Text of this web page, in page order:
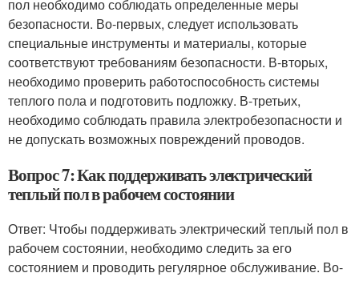
пол необходимо соблюдать определенные меры
безопасности. Во-первых, следует использовать
специальные инструменты и материалы, которые
соответствуют требованиям безопасности. В-вторых,
необходимо проверить работоспособность системы
теплого пола и подготовить подложку. В-третьих,
необходимо соблюдать правила электробезопасности и
не допускать возможных повреждений проводов.
Вопрос 7: Как поддерживать электрический
теплый пол в рабочем состоянии
Ответ: Чтобы поддерживать электрический теплый пол в
рабочем состоянии, необходимо следить за его
состоянием и проводить регулярное обслуживание. Во-